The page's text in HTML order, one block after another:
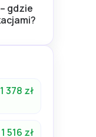
gdzie
378 zł
516 zł